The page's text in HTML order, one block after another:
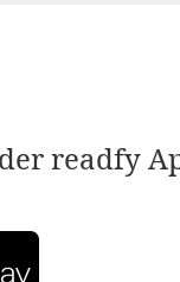
readfy